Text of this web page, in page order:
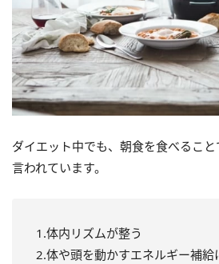
ダイエット中でも、朝食を食べるこ
言われています。
1.体内リズムが整う
2.体や頭を動かすエネルギー補給